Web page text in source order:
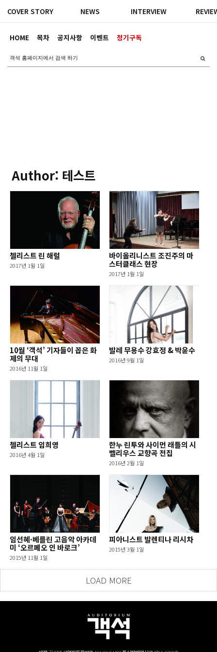
HOME 목차 공지사항 이벤트 정기구독
COVER STORY NEWS INTERVIEW
Author: 테스트
첼리스트 린 해럴
2017년 1월 1일
바이올리니스트 조진주의 마
스터클래스 현장
2017년 1월 1일
10월 ‘객석’ 기자들이 꼽은 화
제의 무대
2016년 11월 1일
발레 무용수 강효정 & 박윤수
2016년 9월 1일
첼리스트 임희영
2016년 4월 1일
한누 린투와 사이먼 래틀의 시
벨리우스 교향곡 전집
2016년 2월 1일
임선혜·베를린 고음악 아카데
미 ‘오르페오 인 바로크’
2015년 11월 1일
피아니스트 발렌티나 리시차
2015년 3월 1일
LOAD MORE